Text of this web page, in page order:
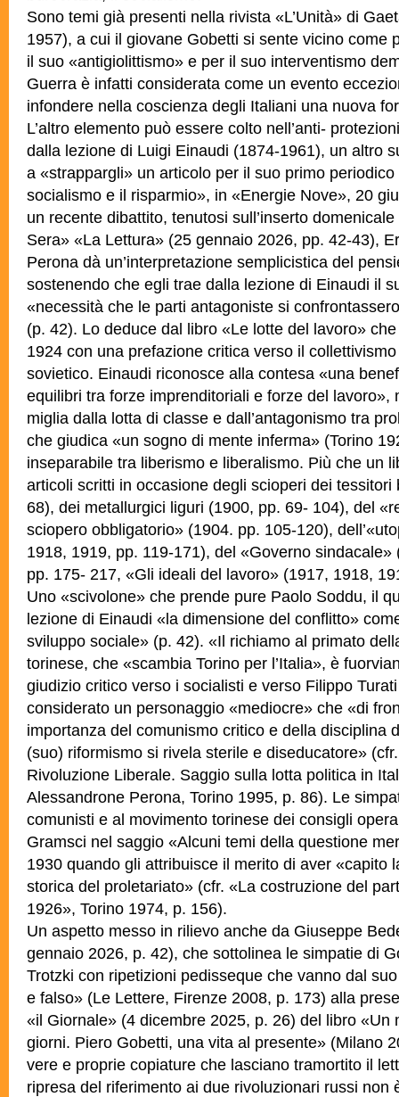
Sono temi già presenti nella rivista «L’Unità» di
1957), a cui il giovane Gobetti si sente vicino come
il suo «antigiolittismo» e per il suo interventismo
Guerra è infatti considerata come un evento
infondere nella coscienza degli Italiani una nuova
L’altro elemento può essere colto nell’anti-
dalla lezione di Luigi Einaudi (1874-1961), un altro
a «strappargli» un articolo per il suo primo
socialismo e il risparmio», in «Energie Nove», 20
un recente dibattito, tenutosi sull’inserto
Sera» «La Lettura» (25 gennaio 2026, pp. 42-43),
Perona dà un’interpretazione semplicistica del
sostenendo che egli trae dalla lezione di Einaudi il
«necessità che le parti antagoniste si
(p. 42). Lo deduce dal libro «Le lotte del lavoro»
1924 con una prefazione critica verso il collettivismo
sovietico. Einaudi riconosce alla contesa «una
equilibri tra forze imprenditoriali e forze del lavoro»,
miglia dalla lotta di classe e dall’antagonismo tra
che giudica «un sogno di mente inferma» (Torino
inseparabile tra liberismo e liberalismo. Più che un
articoli scritti in occasione degli scioperi dei tessitori
68), dei metallurgici liguri (1900, pp. 69- 104), del
sciopero obbligatorio» (1904. pp. 105-120),
1918, 1919, pp. 119-171), del «Governo
pp. 175- 217, «Gli ideali del lavoro» (1917, 1918,
Uno «scivolone» che prende pure Paolo Soddu, il
lezione di Einaudi «la dimensione del conflitto»
sviluppo sociale» (p. 42). «Il richiamo al primato
torinese, che «scambia Torino per l’Italia», è
giudizio critico verso i socialisti e verso Filippo
considerato un personaggio «mediocre» che «di
importanza del comunismo critico e della disciplina
(suo) riformismo si rivela sterile e diseducatore»
Rivoluzione Liberale. Saggio sulla lotta politica in
Alessandrone Perona, Torino 1995, p. 86). Le
comunisti e al movimento torinese dei consigli
Gramsci nel saggio «Alcuni temi della questione
1930 quando gli attribuisce il merito di aver «capito
storica del proletariato» (cfr. «La costruzione del
1926», Torino 1974, p. 156).
Un aspetto messo in rilievo anche da Giuseppe
gennaio 2026, p. 42), che sottolinea le simpatie di
Trotzki con ripetizioni pedisseque che vanno dal
e falso» (Le Lettere, Firenze 2008, p. 173) alla
«il Giornale» (4 dicembre 2025, p. 26) del libro «Un
giorni. Piero Gobetti, una vita al presente» (Milano
vere e proprie copiature che lasciano tramortito il
ripresa del riferimento ai due rivoluzionari russi non